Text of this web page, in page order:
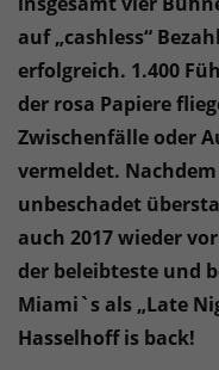
auf „cashless“
erfolgreich. 1.400
der rosa Papiere
Zwischenfälle oder
vermeldet.
unbeschadet
auch 2017 wieder
der beleibteste und
Miami`s als „Late
Hasselhoff is back!